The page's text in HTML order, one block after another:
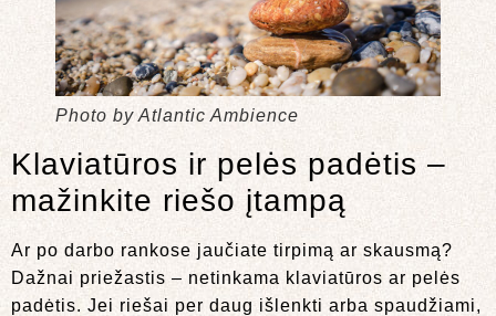
Photo by Atlantic Ambience
Klaviatūros ir pelės padėtis –
mažinkite riešo įtampą
Ar po darbo rankose jaučiate tirpimą ar skausmą?
Dažnai priežastis – netinkama klaviatūros ar pelės
padėtis. Jei riešai per daug išlenkti arba spaudžiami,